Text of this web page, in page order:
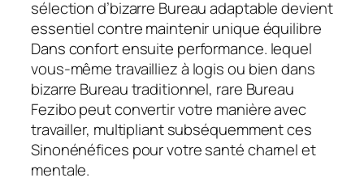
sélection d’bizarre Bureau adaptable devient
essentiel contre maintenir unique équilibre
Dans confort ensuite performance. lequel
vous-même travailliez à logis ou bien dans
bizarre Bureau traditionnel, rare Bureau
Fezibo peut convertir votre manière avec
travailler, multipliant subséquemment ces
Sinonénéfices pour votre santé charnel et
mentale.